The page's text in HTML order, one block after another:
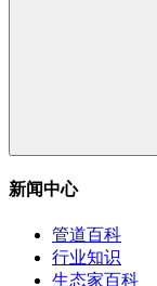
新闻中心
管道百科
行业知识
生态家百科